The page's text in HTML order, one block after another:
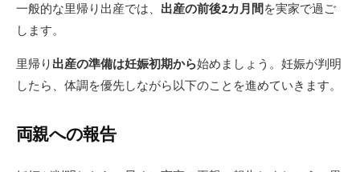
一般的な里帰り出産では、 出産の前後2カ月間を実家で過ご
します。
里帰り 出産の準備は妊娠初期から始めましょう。妊娠が判明
したら、体調を優先しながら以下のことを進めていきます。
両親への報告